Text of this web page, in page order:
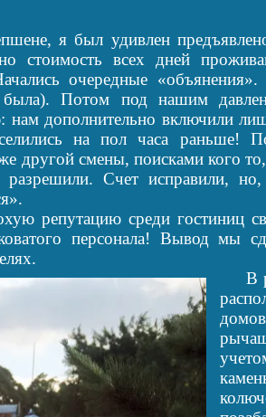
я был удивлен
стоимость всех дней
очередные
Потом под нашим
нам дополнительно включили
на пол часа раньше!
другой смены, поисками кого
Счет исправили, но,
репутацию среди гостиниц
персонала! Вывод мы
В